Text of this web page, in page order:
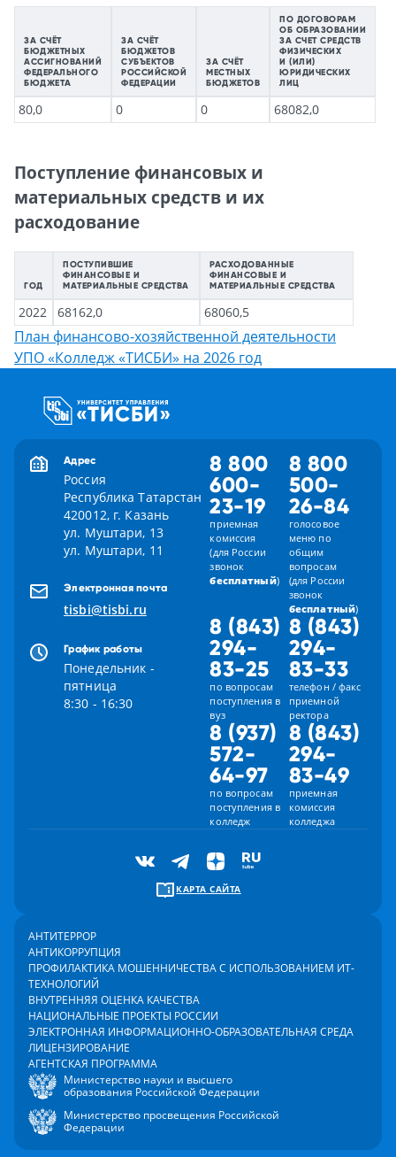
ЗА СЧЁТ
БЮДЖЕТНЫХ
АССИГНОВАНИЙ
ФЕДЕРАЛЬНОГО
БЮДЖЕТА
ЗА СЧЁТ
БЮДЖЕТОВ
СУБЪЕКТОВ
РОССИЙСКОЙ
ФЕДЕРАЦИИ
ЗА СЧЁТ
МЕСТНЫХ
БЮДЖЕТОВ
ПО ДОГОВОРАМ
ОБ ОБРАЗОВАНИИ
ЗА СЧЕТ СРЕДСТВ
ФИЗИЧЕСКИХ
И (ИЛИ)
ЮРИДИЧЕСКИХ
ЛИЦ
80,0 0 0 68082,0
Поступление финансовых и
материальных средств и их
расходование
ГОД
ПОСТУПИВШИЕ
ФИНАНСОВЫЕ И
МАТЕРИАЛЬНЫЕ СРЕДСТВА
РАСХОДОВАННЫЕ
ФИНАНСОВЫЕ И
МАТЕРИАЛЬНЫЕ СРЕДСТВА
2022 68162,0 68060,5
План финансово-хозяйственной деятельности
УПО «Колледж «ТИСБИ» на 2026 год
Адрес
Россия
Республика Татарстан
420012, г. Казань
ул. Муштари, 13
ул. Муштари, 11
Электронная почта
tisbi@tisbi.ru
График работы
Понедельник -
пятница
8:30 - 16:30
8 800
600-
23-19
приемная
комиссия
(для России
звонок
бесплатный)
8 800
500-
26-84
голосовое
меню по
общим
вопросам
(для России
звонок
бесплатный)
8 (843)
294-
83-25
по вопросам
поступления в
вуз
8 (843)
294-
83-33
телефон / факс
приемной
ректора
8 (937)
572-
64-97
по вопросам
поступления в
колледж
8 (843)
294-
83-49
приемная
комиссия
колледжа
КАРТА САЙТА
АНТИТЕРРОР
АНТИКОРРУПЦИЯ
ПРОФИЛАКТИКА МОШЕННИЧЕСТВА С ИСПОЛЬЗОВАНИЕМ ИТ-
ТЕХНОЛОГИЙ
ВНУТРЕННЯЯ ОЦЕНКА КАЧЕСТВА
НАЦИОНАЛЬНЫЕ ПРОЕКТЫ РОССИИ
ЭЛЕКТРОННАЯ ИНФОРМАЦИОННО-ОБРАЗОВАТЕЛЬНАЯ СРЕДА
ЛИЦЕНЗИРОВАНИЕ
АГЕНТСКАЯ ПРОГРАММА
Министерство науки и высшего
образования Российской Федерации
Министерство просвещения Российской
Федерации